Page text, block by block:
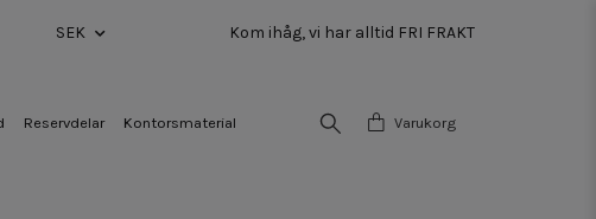
SEK Kom ihåg, vi har alltid FRI FRAKT
Reservdelar Kontorsmaterial Varukorg